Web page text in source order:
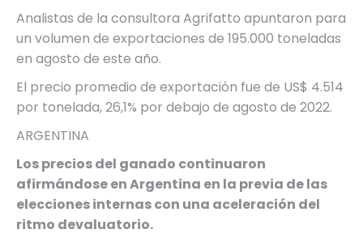
Analistas de la consultora Agrifatto apuntaron para
un volumen de exportaciones de 195.000 toneladas
en agosto de este año.
El precio promedio de exportación fue de US$ 4.514
por tonelada, 26,1% por debajo de agosto de 2022.
ARGENTINA
Los precios del ganado continuaron
afirmándose en Argentina en la previa de las
elecciones internas con una aceleración del
ritmo devaluatorio.